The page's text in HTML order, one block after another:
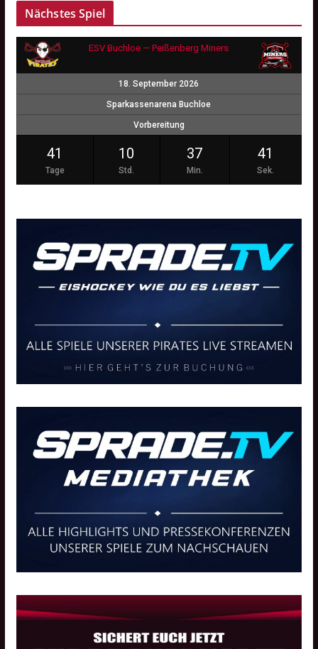
Nächstes Spiel
ESV Buchloe — Peißenberg Miners
18. September 2026
Sparkassenarena Buchloe
Vorbereitung
41
Tage
10
Std.
37
Min.
40
Sek.